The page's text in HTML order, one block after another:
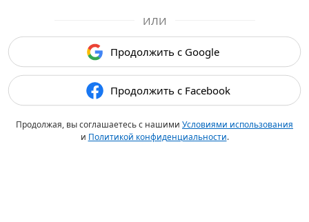
ИЛИ
Продолжить с Google
Продолжить с Facebook
Продолжая, вы соглашаетесь с нашими Условиями использования
и Политикой конфиденциальности.